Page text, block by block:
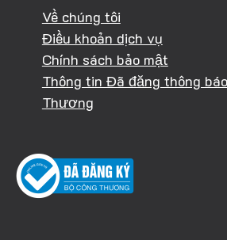
Về chúng tôi
Điều khoản dịch vụ
Chính sách bảo mật
Thông tin Đã đăng thông
Thương